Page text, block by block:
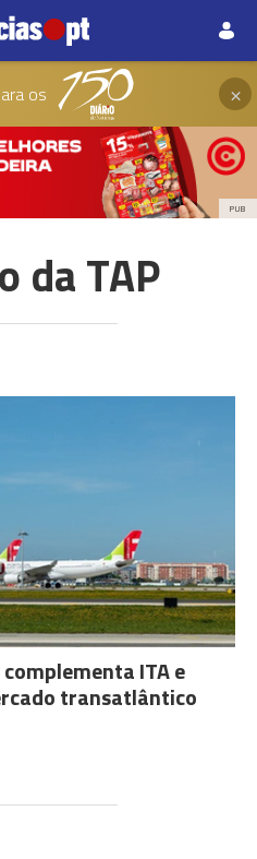
os ×
PUB
da TAP
ITA e
transatlântico